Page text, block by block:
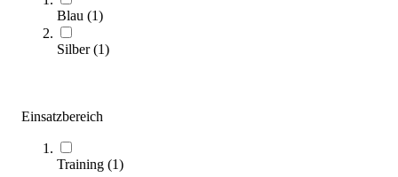
Blau (1)
Silber(1)
Einsatzbereich
Training (1)
Sortieren nach